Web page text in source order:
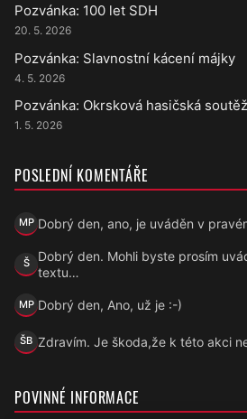
Pozvánka: 100 let SDH
20. 5. 2026
Pozvánka: Slavnostní kácení májky
4. 5. 2026
Pozvánka: Okrsková hasičská soutěž
1. 5. 2026
POSLEDNÍ KOMENTÁŘE
MPMarek Přecechtěl
Dobrý den, ano, je uváděn v
ŠŠárka
Dobrý den. Mohli byste prosím
textu…
MP
Marek Přecechtěl
Dobrý den, Ano, už je :-)
ŠBŠárka B.
Zdravím. Je škoda,že k této akci
POVINNÉ INFORMACE